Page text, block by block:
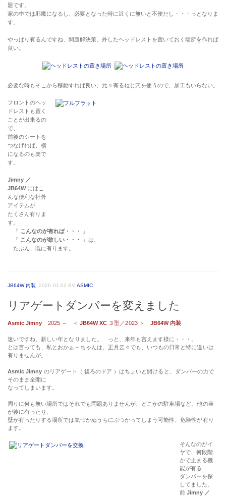
題です。
家の中では邪魔になるし、必要となった時に近くに無いと不便だし・・・っとなりま
す。
やっぱり有るんですね、問題解決策。外したヘッドレストを置いておく場所を作れば
良い。
必要な時もそこから移動すれば良い。元々有るねじ穴を使うので、加工もいらない。
フロントのヘッ
ドレストも置く
ことが出来るの
で、
前後のシートを
つなげれば、横
になるのも楽で
す。
Jimny ／
JB64Wにはこ
んな便利な社外
アイテムが
たくさん有りま
す。
『 こんなのが有れば・・・
』
『 こんなのが欲しい・・・
』は、
たぶん、既に有ります。
JB64W 内装 2026-01-02 BY ASMIC
リアゲートダンパーを変えました
Asmic Jimny 2025 ～ ＜ JB64W XC ３型／2023＞ JB64W 内装
速いですね、新しい年となりました。 っと、来年も言えます様に・・・。
とは言っても、私とおかぁ～ちゃんは、正月云々でも、いつもの日常と特に違いは
有りませんが。
Asmic Jimny のリアゲート（ 後ろのドア ）はちょいと開けると、ダンパーの力で
そのまま全開に
なってしまいます。
周りに何も無い場所ではそれでも問題ありませんが、どこかの駐車場など、他の車
が後に有ったり、
壁が有ったりする場所では気づかぬうちにぶつかってしまう可能性、危険性が有り
ます。
そんなのがイ
ヤで、何段階
かで止まる機
能が有る
ダンパーを探
してました。
前Jimny ／